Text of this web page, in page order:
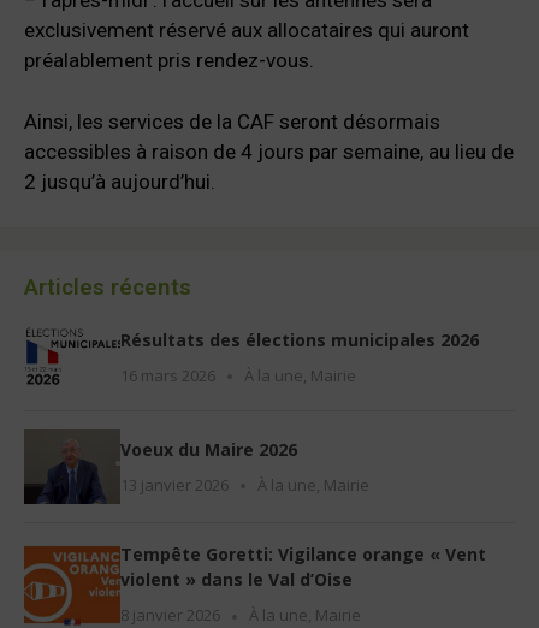
exclusivement réservé aux allocataires qui auront
préalablement pris rendez-vous.
Ainsi, les services de la CAF seront désormais
accessibles à raison de 4 jours par semaine, au lieu de
2 jusqu’à aujourd’hui.
Articles récents
Résultats des élections municipales 2026
16 mars 2026 À la une Mairie
Voeux du Maire 2026
13 janvier 2026 À la une, Mairie
Tempête Goretti: Vigilance orange « Vent
violent » dans le Val d’Oise
8 janvier 2026 À la une, Mairie